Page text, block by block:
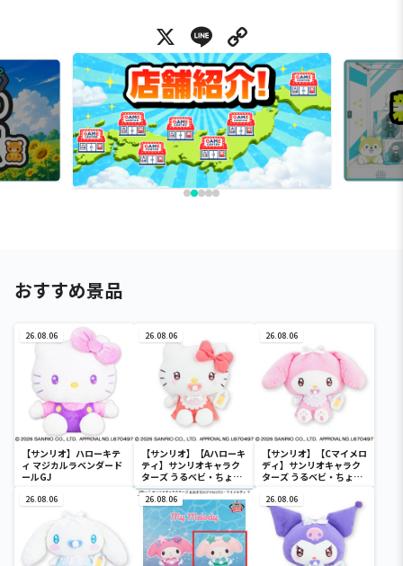
X Line
おすすめ景品
26.08.06
【サンリオ】ハローキテ
ィ マジカルラベンダード
ールGJ
26.08.06
【サンリオ】【Aハローキ
ティ】サンリオキャラク
ターズ うるベビ・ちょい
デカドール
26.08.06
【サンリオ】【Cマイメロ
ディ】サンリオキャラク
ターズ うるベビ・ちょい
26.08.06 26.08.06 26.08.06